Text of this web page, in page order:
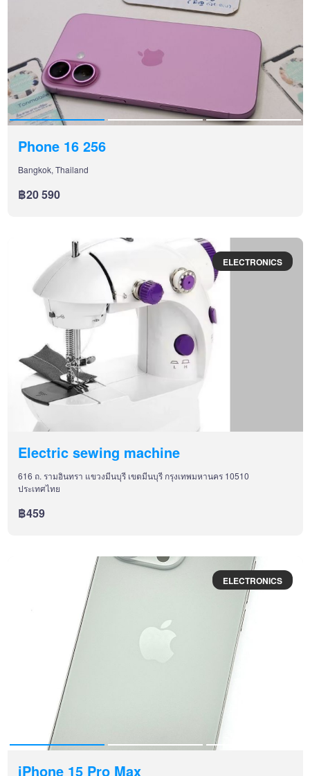
Phone 16 256
Bangkok, Thailand
฿20 590
ELECTRONICS
Electric sewing machine
616 ถ. รามอินทรา แขวงมีนบุรี เขตมีนบุรี กรุงเทพมหานคร 10510
ประเทศไทย
฿459
ELECTRONICS
iPhone 15 Pro Max